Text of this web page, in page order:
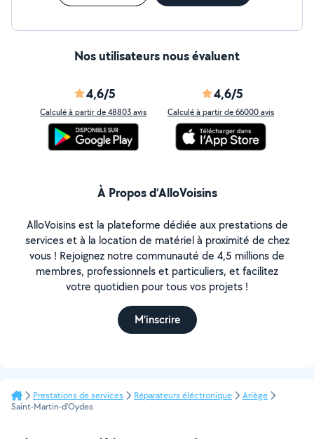
Nos utilisateurs nous évaluent
4,6/5
Calculé à partir de 48803 avis
4,6/5
Calculé à partir de 66000 avis
À Propos d’AlloVoisins
AlloVoisins est la plateforme dédiée aux prestations de
services et à la location de matériel à proximité de chez
vous ! Rejoignez notre communauté de 4,5 millions de
membres, professionnels et particuliers, et facilitez
votre quotidien pour tous vos projets !
M'inscrire
Prestations de services Réparateurs éléctronique
Ariège
Saint-Martin-d'Oydes